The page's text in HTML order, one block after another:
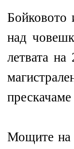
Бойковото
над
летвата
Мощите на